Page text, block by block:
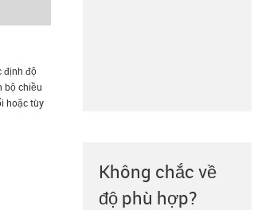
định độ
bộ chiều
hoặc tùy
Không chắc về
độ phù hợp?